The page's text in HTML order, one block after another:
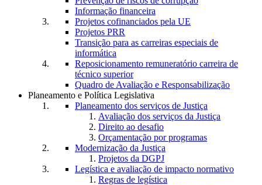
Informação financeira
Projetos cofinanciados pela UE
Projetos PRR
Transição para as carreiras especiais de
informática
Reposicionamento remuneratório carreira de
técnico superior
Quadro de Avaliação e Responsabilização
Planeamento e Política Legislativa
Planeamento dos serviços de Justiça
Avaliação dos serviços da Justiça
Direito ao desafio
Orçamentação por programas
Modernização da Justiça
Projetos da DGPJ
Legística e avaliação de impacto normativo
Regras de legística